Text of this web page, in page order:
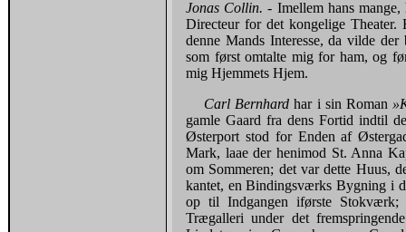
Jonas Collin.- Imellem hans
Directeur for det kongelige
denne Mands Interesse, da vilde
som først omtalte mig for ham, og
mig Hjemmets Hjem.
Carl Bernhardhar i sin Roman
gamle Gaard fra dens Fortid indtil
Østerport stod for Enden af
Mark, laae der henimod St. Anna
om Sommeren; det var dette Huus,
kantet, en Bindingsværks Bygning i
op til Indgangen iførste Stokværk;
Trægalleri under det